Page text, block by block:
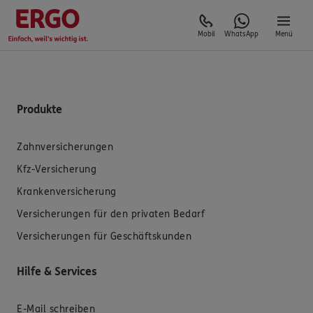
Mobil WhatsApp Menü
Produkte
Zahnversicherungen
Kfz-Versicherung
Krankenversicherung
Versicherungen für den privaten Bedarf
Versicherungen für Geschäftskunden
Hilfe & Services
E-Mail schreiben